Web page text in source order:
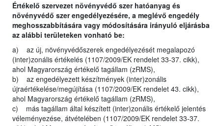
Értékelő szervezet növényvédő szer hatóanyag és
növényvédő szer engedélyezésére, a meglévő engedély
meghosszabbítására vagy módosítására irányuló eljárásba
az alábbi területeken vonható be:
a) az új, növényvédőszerek engedélyezését megalapozó
(inter)zonális értékelés (1107/2009/EK rendelet 33-37. cikk),
ahol Magyarország értékelő tagállam (zRMS),
b) az engedélyezett készítmények (inter)zonális
újraértékelése/megújítása (1107/2009/EK rendelet 43. cikk),
ahol Magyarország értékelő tagállam (zRMS),
c) más tagállam által készített (inter)zonális értékelő jelentés
véleményezése, átvételében (1107/2009/EK rendelet 33-37.